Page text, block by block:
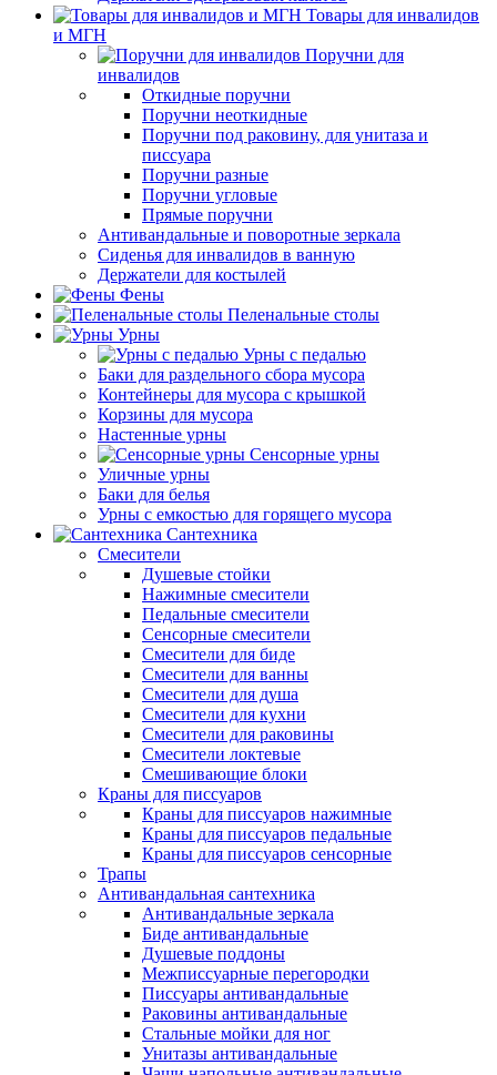
Товары для инвалидов
и МГН
Поручни для
инвалидов
Откидные поручни
Поручни неоткидные
Поручни под раковину, для унитаза и
писсуара
Поручни разные
Поручни угловые
Прямые поручни
Антивандальные и поворотные зеркала
Сиденья для инвалидов в ванную
Держатели для костылей
Фены
Пеленальные столы
Урны
Урны с педалью
Баки для раздельного сбора мусора
Контейнеры для мусора с крышкой
Корзины для мусора
Настенные урны
Сенсорные урны
Уличные урны
Баки для белья
Урны с емкостью для горящего мусора
Сантехника
Смесители
Душевые стойки
Нажимные смесители
Педальные смесители
Сенсорные смесители
Смесители для биде
Смесители для ванны
Смесители для душа
Смесители для кухни
Смесители для раковины
Смесители локтевые
Смешивающие блоки
Краны для писсуаров
Краны для писсуаров нажимные
Краны для писсуаров педальные
Краны для писсуаров сенсорные
Трапы
Антивандальная сантехника
Антивандальные зеркала
Биде антивандальные
Душевые поддоны
Межписсуарные перегородки
Писсуары антивандальные
Раковины антивандальные
Стальные мойки для ног
Унитазы антивандальные